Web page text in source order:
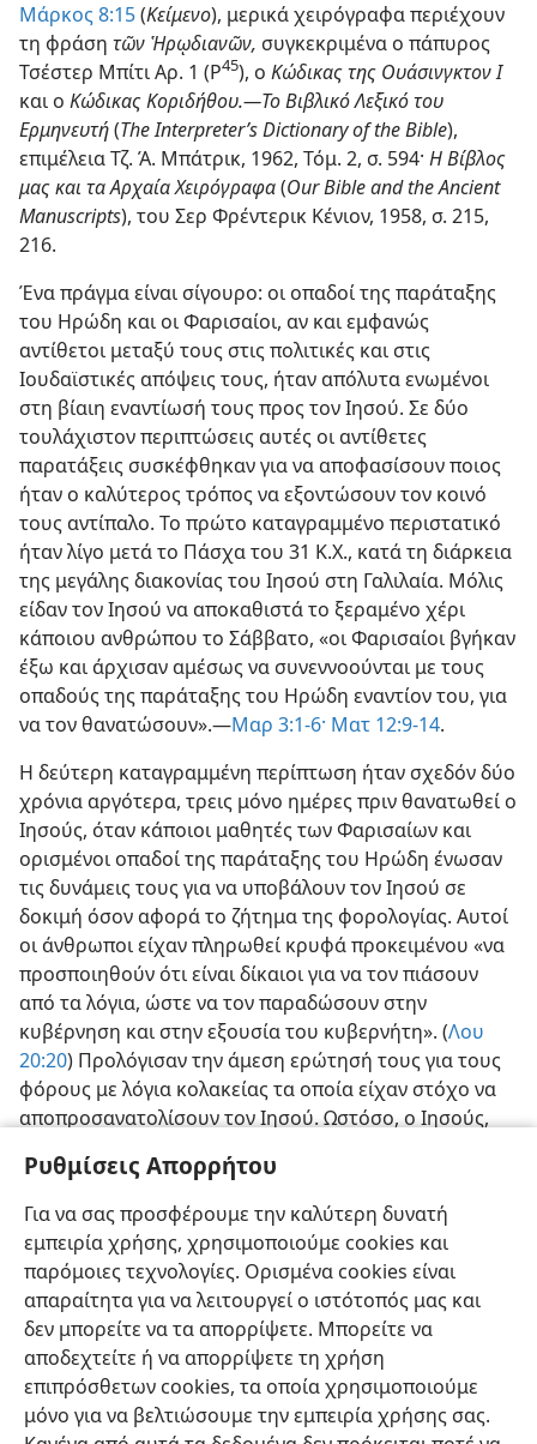
Ρυθμίσεις Απορρήτου
Για να σας προσφέρουμε την καλύτερη δυνατή
εμπειρία χρήσης, χρησιμοποιούμε cookies και
παρόμοιες τεχνολογίες. Ορισμένα cookies είναι
απαραίτητα για να λειτουργεί ο ιστότοπός μας και
δεν μπορείτε να τα απορρίψετε. Μπορείτε να
αποδεχτείτε ή να απορρίψετε τη χρήση
επιπρόσθετων cookies, τα οποία χρησιμοποιούμε
μόνο για να βελτιώσουμε την εμπειρία χρήσης σας.
Μάρκος 8:15(Κείμενο), μερικά χειρόγραφα περιέχουν
τη φράση τῶν Ἡρῳδιανῶν, συγκεκριμένα ο πάπυρος
Τσέστερ Μπίτι Αρ. 1 (P45), ο Κώδικας της Ουάσινγκτον I
και ο Κώδικας Κοριδήθου.—Το Βιβλικό Λεξικό του
Ερμηνευτή(The Interpreter’s Dictionary of the Bible),
επιμέλεια Τζ. Ά. Μπάτρικ, 1962, Τόμ. 2, σ. 594· Η Βίβλος
μας και τα Αρχαία Χειρόγραφα(Our Bible and the Ancient
Manuscripts), του Σερ Φρέντερικ Κένιον, 1958, σ. 215,
216.
Ένα πράγμα είναι σίγουρο: οι οπαδοί της παράταξης
του Ηρώδη και οι Φαρισαίοι, αν και εμφανώς
αντίθετοι μεταξύ τους στις πολιτικές και στις
Ιουδαϊστικές απόψεις τους, ήταν απόλυτα ενωμένοι
στη βίαιη εναντίωσή τους προς τον Ιησού. Σε δύο
τουλάχιστον περιπτώσεις αυτές οι αντίθετες
παρατάξεις συσκέφθηκαν για να αποφασίσουν ποιος
ήταν ο καλύτερος τρόπος να εξοντώσουν τον κοινό
τους αντίπαλο. Το πρώτο καταγραμμένο περιστατικό
ήταν λίγο μετά το Πάσχα του 31 Κ.Χ., κατά τη διάρκεια
της μεγάλης διακονίας του Ιησού στη Γαλιλαία. Μόλις
είδαν τον Ιησού να αποκαθιστά το ξεραμένο χέρι
κάποιου ανθρώπου το Σάββατο, «οι Φαρισαίοι βγήκαν
έξω και άρχισαν αμέσως να συνεννοούνται με τους
οπαδούς της παράταξης του Ηρώδη εναντίον του, για
να τον θανατώσουν».—Μαρ 3:1-6· Ματ 12:9-14.
Η δεύτερη καταγραμμένη περίπτωση ήταν σχεδόν δύο
χρόνια αργότερα, τρεις μόνο ημέρες πριν θανατωθεί ο
Ιησούς, όταν κάποιοι μαθητές των Φαρισαίων και
ορισμένοι οπαδοί της παράταξης του Ηρώδη ένωσαν
τις δυνάμεις τους για να υποβάλουν τον Ιησού σε
δοκιμή όσον αφορά το ζήτημα της φορολογίας. Αυτοί
οι άνθρωποι είχαν πληρωθεί κρυφά προκειμένου «να
προσποιηθούν ότι είναι δίκαιοι για να τον πιάσουν
από τα λόγια, ώστε να τον παραδώσουν στην
κυβέρνηση και στην εξουσία του κυβερνήτη». (Λου
20:20) Προλόγισαν την άμεση ερώτησή τους για τους
φόρους με λόγια κολακείας τα οποία είχαν στόχο να
αποπροσανατολίσουν τονΙησού. Ωστόσο, ο Ιησούς,
τους, δήλωσε: «Γιατί με υποβάλλετε σε δοκιμή,
υποκριτές;» Στη συνέχεια, τους αποστόμωσε με την
απάντησή του όσον αφορά το ζήτημα της πληρωμής
φόρων.—Ματ 22:15-22·Λου 20:21-26.
Ελληνική Κοινή Χρήση Προτιμήσεις
Copyright© 2026 Watch Tower Bible and Tract Society of Pennsylvania